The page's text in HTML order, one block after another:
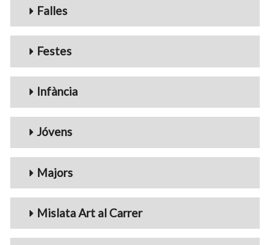
Falles
Festes
Infància
Jóvens
Majors
Mislata Art al Carrer